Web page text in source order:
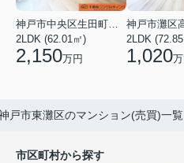
神戸市中央区生田町１丁目
2LDK (62.01㎡)
2,150万円
2LDK
1,020
戸市東灘区のマンション(売買)一覧
市区町村から探す